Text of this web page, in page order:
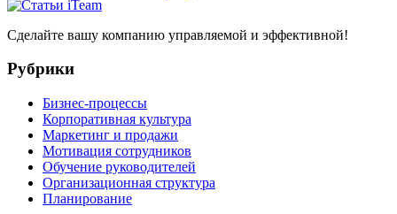
Сделайте вашу компанию управляемой и эффективной!
Рубрики
Бизнес-процессы
Корпоративная культура
Маркетинг и продажи
Мотивация сотрудников
Обучение руководителей
Организационная структура
Планирование